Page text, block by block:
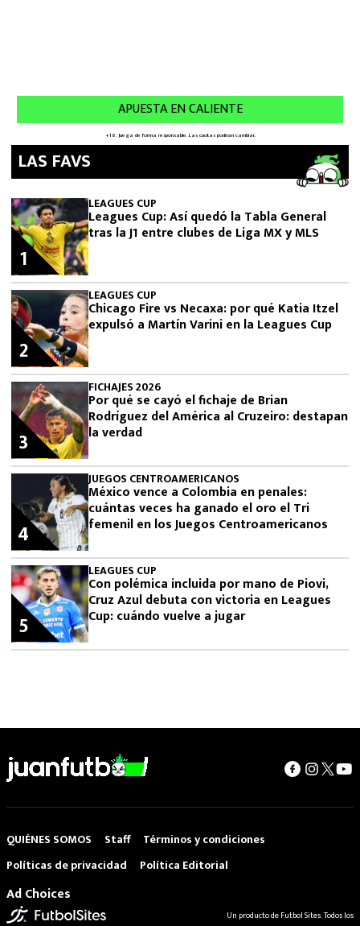
LAS FAVS
LEAGUES CUP
Leagues Cup: Así quedó la Tabla General
tras la J1 entre clubes de Liga MX y MLS
1
LEAGUES CUP
Chicago Fire vs Necaxa: por qué Katia Itzel
expulsó a Martín Varini en la Leagues Cup
2
FICHAJES 2026
Por qué se cayó el fichaje de Brian
Rodríguez del América al Cruzeiro: destapan
la verdad
3
JUEGOS CENTROAMERICANOS
México vence a Colombia en penales:
cuántas veces ha ganado el oro el Tri
femenil en los Juegos Centroamericanos
4
LEAGUES CUP
Con polémica incluida por mano de Piovi,
Cruz Azul debuta con victoria en Leagues
Cup: cuándo vuelve a jugar
5
QUIÉNES SOMOS Staff
Términos y condiciones
Políticas de privacidad
Política Editorial
Ad Choices
Un producto de Futbol Sites. Todos los